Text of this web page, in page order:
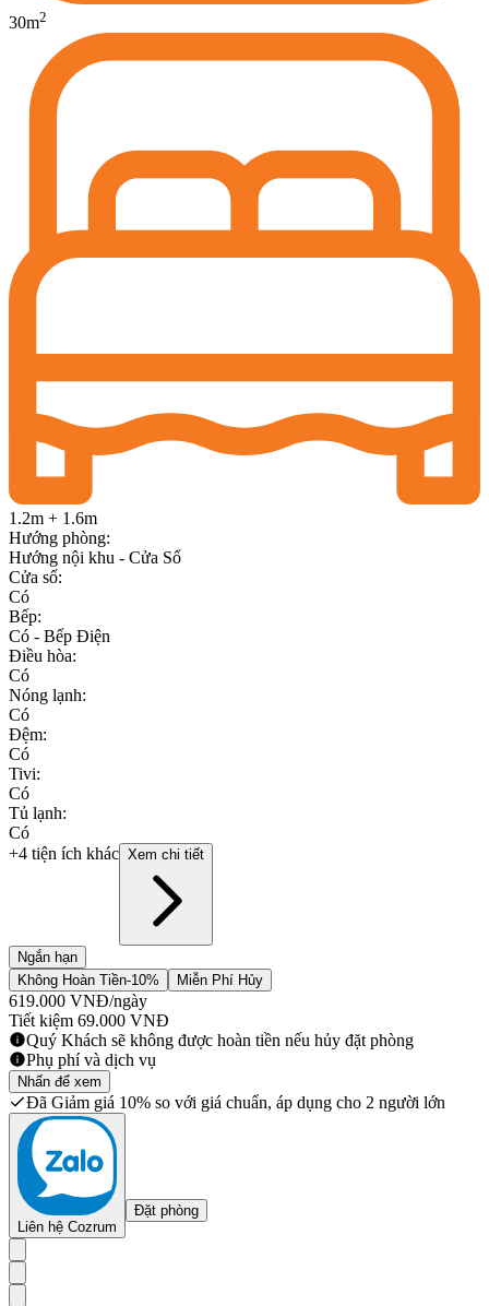
30m2
1.2m + 1.6m
Hướng phòng:
Hướng nội khu - Cửa Sổ
Cửa sổ:
Có
Bếp:
Có - Bếp Điện
Điều hòa:
Có
Nóng lạnh:
Có
Đệm:
Có
Tivi:
Có
Tủ lạnh:
Có
+4 tiện ích khác Xem chi tiết
Ngắn hạn
Không Hoàn Tiền-10% Miễn Phí Hủy
619.000 VNĐ/ngày
Tiết kiệm 69.000 VNĐ
Quý Khách sẽ không được hoàn tiền nếu hủy đặt phòng
Phụ phí và dịch vụ
Nhấn để xem
Đã Giảm giá 10% so với giá chuẩn, áp dụng cho 2 người lớn
Liên hệ Cozrum
Đặt phòng